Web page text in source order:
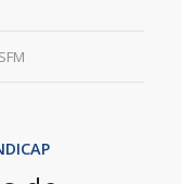
SFM